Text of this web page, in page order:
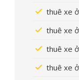
thuê xe
thuê xe
thuê xe
thuê xe